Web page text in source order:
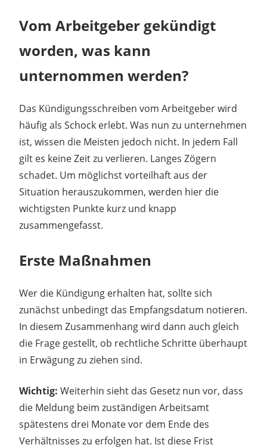
Vom Arbeitgeber gekündigt
worden, was kann
unternommen werden?
Das Kündigungsschreiben vom Arbeitgeber wird
häufig als Schock erlebt. Was nun zu unternehmen
ist, wissen die Meisten jedoch nicht. In jedem Fall
gilt es keine Zeit zu verlieren. Langes Zögern
schadet. Um möglichst vorteilhaft aus der
Situation herauszukommen, werden hier die
wichtigsten Punkte kurz und knapp
zusammengefasst.
Erste Maßnahmen
Wer die Kündigung erhalten hat, sollte sich
zunächst unbedingt das Empfangsdatum notieren.
In diesem Zusammenhang wird dann auch gleich
die Frage gestellt, ob rechtliche Schritte überhaupt
in Erwägung zu ziehen sind.
Wichtig: Weiterhin sieht das Gesetz nun vor, dass
die Meldung beim zuständigen Arbeitsamt
spätestens drei Monate vor dem Ende des
Verhältnisses zu erfolgen hat. Ist diese Frist